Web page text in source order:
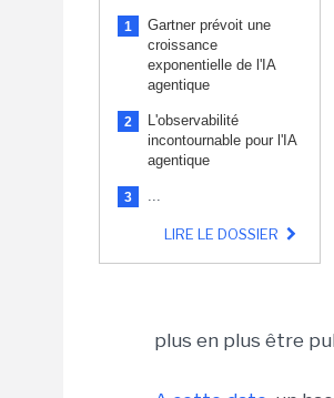
1
Gartner prévoit une
croissance
exponentielle de l'IA
agentique
2
L'observabilité
incontournable pour l'IA
agentique
3 ...
LIRE LE DOSSIER
plus en plus être